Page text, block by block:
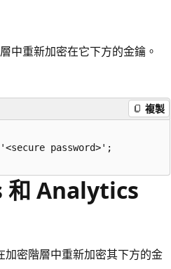
中重新加密在它下方的金鑰。
複製
= '<secure password>';
和 Analytics
加密階層中重新加密其下方的金